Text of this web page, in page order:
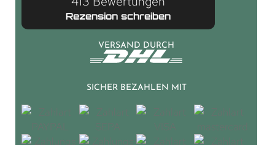
Rezension schreiben
VERSAND DURCH
SICHER BEZAHLEN MIT